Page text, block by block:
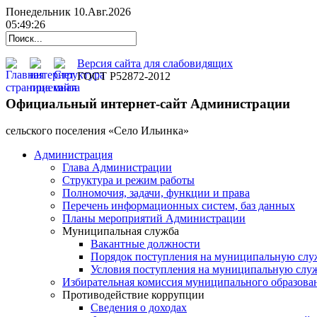
Понедельник 10.Авг.2026
05:49:27
Версия сайта для слабовидящих
ГОСТ Р52872-2012
Официальный интернет-сайт Администрации
cельского поселения «Село Ильинка»
Администрация
Глава Администрации
Структура и режим работы
Полномочия, задачи, функции и права
Перечень информационных систем, баз данных
Планы мероприятий Администрации
Муниципальная служба
Вакантные должности
Порядок поступления на муниципальную
Условия поступления на муниципальную
Избирательная комиссия муниципального
Противодействие коррупции
Сведения о доходах